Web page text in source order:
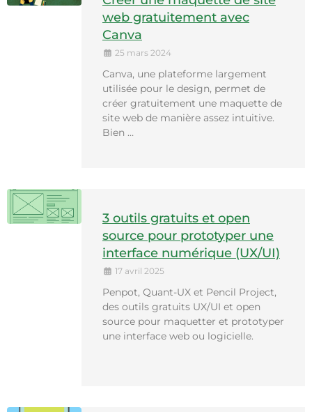
web gratuitement avec
Canva
25 mars 2024
Canva, une plateforme largement
utilisée pour le design, permet de
créer gratuitement une maquette de
site web de manière assez intuitive.
Bien …
3 outils gratuits et open
source pour prototyper une
interface numérique (UX/UI)
17 avril 2025
Penpot, Quant-UX et Pencil Project,
des outils gratuits UX/UI et open
source pour maquetter et prototyper
une interface web ou logicielle.